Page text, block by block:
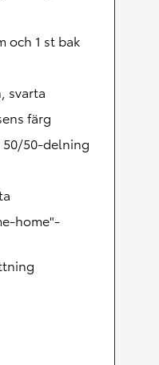
och 1 st bak
svarta
färg
50/50-delning
home"-